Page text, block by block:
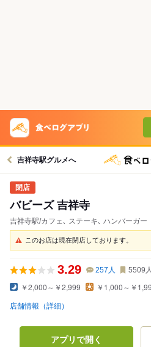
吉祥寺駅グルメへ
バビーズ 吉祥寺
吉祥寺駅/カフェ､ ステーキ､ ハンバーガー
このお店は現在閉店しております。
3.29 257 人 5509 人
￥2,000～￥2,999 ￥1,000～￥
店舗情報（詳細）
アプリで開く